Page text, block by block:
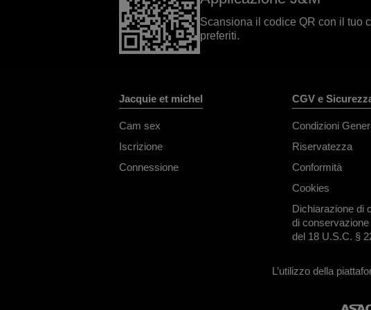
Scansiona il codice QR con il tuo
preferiti.
Jacquie et michel
Cam sex
Iscrizione
Connessione
CGV e
Condizioni
Riservatezza
Conformità
Cookies
Dichiarazione di
di
del 18 U.S.C. §
L’utilizzo della